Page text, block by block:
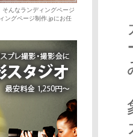
そんなランディングページ
ングページ制作.jpにお任